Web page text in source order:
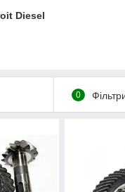
Diesel
0